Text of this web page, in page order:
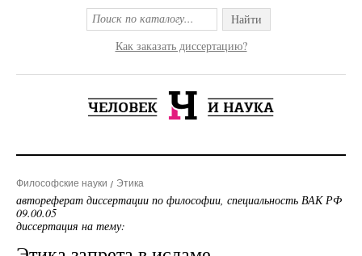
Найти
Как заказать диссертацию?
Философские науки Этика
автореферат диссертации по философии, специальность ВАК РФ
09.00.05
диссертация на тему: